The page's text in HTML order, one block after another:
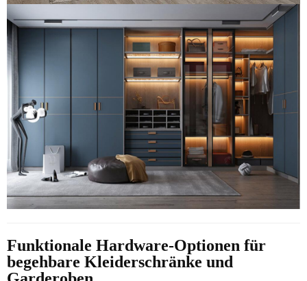
Funktionale Hardware-Optionen für
begehbare Kleiderschränke und